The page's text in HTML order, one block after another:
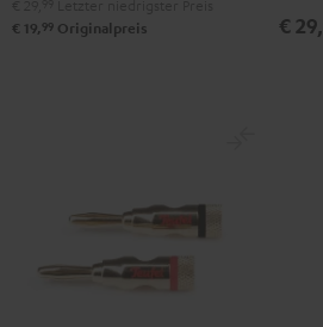
€ 19, 99 Originalpreis € 29,